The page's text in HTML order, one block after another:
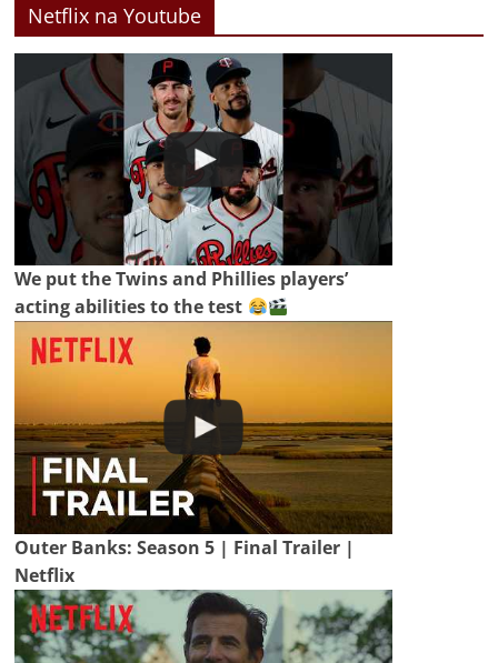
Netflix na Youtube
We put the Twins and Phillies players’
acting abilities to the test
Outer Banks: Season 5 | Final Trailer |
Netflix